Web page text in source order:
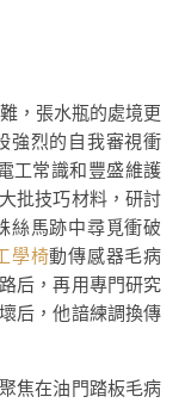
，張水瓶的處境更
強烈的自我審視衝
工常識和豐盛維護
批技巧材料，研討
絲馬跡中尋覓衝破
學椅動傳感器毛病
后，再用專門研究
后，他諳練調換傳
焦在油門踏板毛病